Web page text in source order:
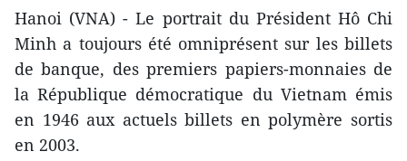
Hanoi (VNA) - Le portrait du Président Hô Chi
Minh a toujours été omniprésent sur les billets
de banque, des premiers papiers-monnaies de
la République démocratique du Vietnam émis
en 1946 aux actuels billets en polymère sortis
en 2003.